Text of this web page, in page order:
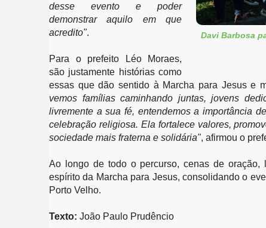
Davi Barbosa
desse evento e poder
demonstrar aquilo em que
acredito".
Para o prefeito Léo Moraes,
são justamente histórias como
essas que dão sentido à Marcha para Jesus e
vemos famílias caminhando juntas, jovens
livremente a sua fé, entendemos a importância
celebração religiosa. Ela fortalece valores,
sociedade mais fraterna e solidária", afirmou o
Ao longo de todo o percurso, cenas de oração,
espírito da Marcha para Jesus, consolidando o
Porto Velho.
Texto: João Paulo Prudêncio